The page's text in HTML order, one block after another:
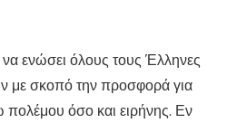
ενώσει όλους τους Έλληνες
με σκοπό την προσφορά για
πολέμου όσο και ειρήνης. Εν